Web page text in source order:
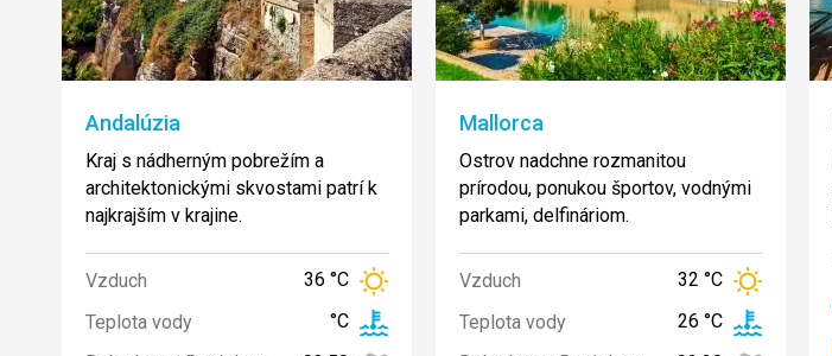
Andalúzia
Kraj s nádherným pobrežím a
architektonickými skvostami patrí k
najkrajším v krajine.
Vzduch
36 °C
Teplota vody
°C
Mallorca
Ostrov nadchne rozmanitou
prírodou, ponukou športov, vodnými
parkami, delfináriom.
Vzduch
32 °C
Teplota vody
26 °C